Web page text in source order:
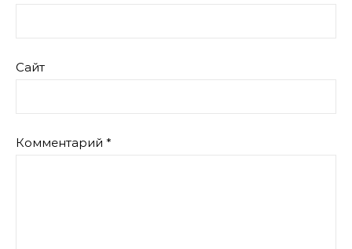
Сайт
Комментарий *